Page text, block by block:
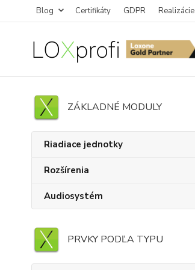
Blog Certifikáty GDPR Realizácie
ZÁKLADNÉ MODULY
Riadiace jednotky
Rozšírenia
Audiosystém
PRVKY PODĽA TYPU